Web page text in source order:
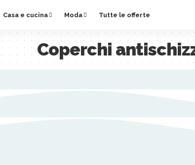
Casa e cucina Moda Tutte le offerte
Coperchi